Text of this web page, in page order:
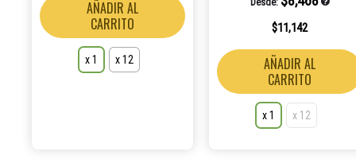
AÑADIR AL
CARRITO
página
producto
x 1 x 12
$11,142
AÑADIR AL
CARRITO
x 1 x 12